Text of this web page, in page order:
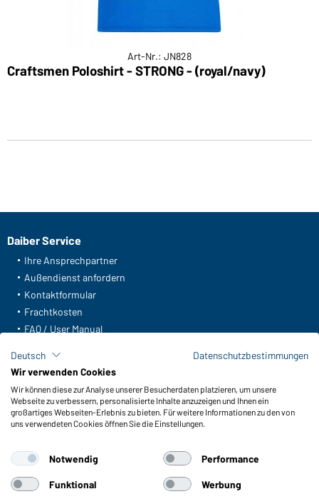
Art-Nr.: JN828
Craftsmen Poloshirt - STRONG - (royal/navy)
Daiber Service
Ihre Ansprechpartner
Außendienst anfordern
Kontaktformular
Frachtkosten
FAQ / User Manual
Meldeportal nach Hinweisgeberschutz
Funktionen & Pflege
Produkteigenschaften
Pflegehinweise
Farben
Deutsch
Datenschutzbestimmungen
Wir verwenden Cookies
Wir können diese zur Analyse unserer Besucherdaten platzieren, um unsere
Webseite zu verbessern, personalisierte Inhalte anzuzeigen und Ihnen ein
großartiges Webseiten-Erlebnis zu bieten. Für weitere Informationen zu den von
uns verwendeten Cookies öffnen Sie die Einstellungen.
Notwendig Performance
Funktional Werbung